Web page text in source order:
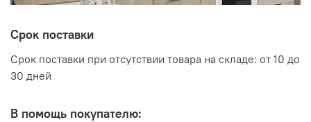
Срок поставки
Срок поставки при отсутствии товара на складе: от 10 до
30 дней
В помощь покупателю: